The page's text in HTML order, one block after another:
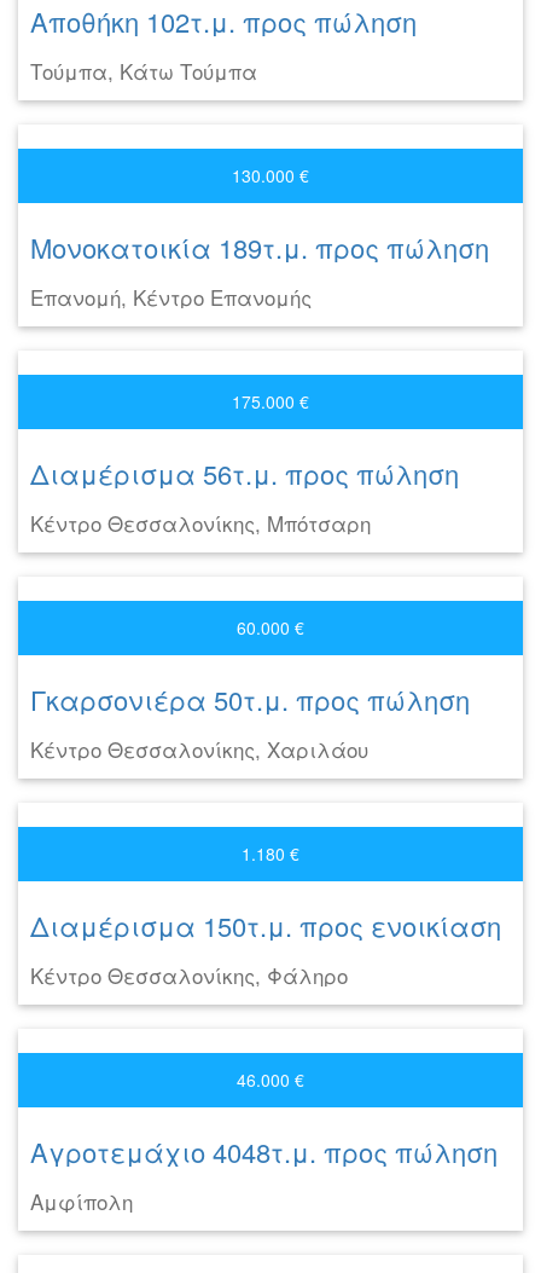
Αποθήκη 102τ.μ. προς πώληση
Τούμπα, Κάτω Τούμπα
130.000 €
Μονοκατοικία 189τ.μ. προς πώληση
Επανομή, Κέντρο Επανομής
175.000 €
Διαμέρισμα 56τ.μ. προς πώληση
Κέντρο Θεσσαλονίκης, Μπότσαρη
60.000 €
Γκαρσονιέρα 50τ.μ. προς πώληση
Κέντρο Θεσσαλονίκης, Χαριλάου
1.180 €
Διαμέρισμα 150τ.μ. προς ενοικίαση
Κέντρο Θεσσαλονίκης, Φάληρο
46.000 €
Αγροτεμάχιο 4048τ.μ. προς πώληση
Αμφίπολη